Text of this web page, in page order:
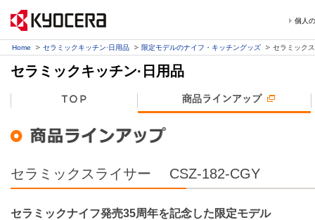
個人
Home セラミックキッチン·日用品 限定モデルのナイフ・キッチングッズ セラミック
セラミックキッチン·日用品
セラミックスライサー CSZ-182-CGY
セラミックナイフ発売35周年を記念した限定モデル